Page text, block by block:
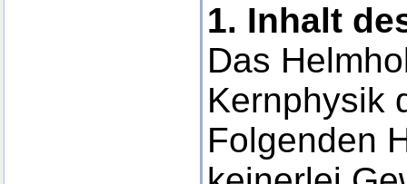
1. Inhalt
Das
Kernphysik
Folgenden